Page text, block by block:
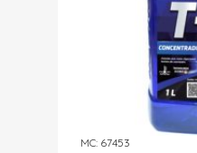
MC: 67453